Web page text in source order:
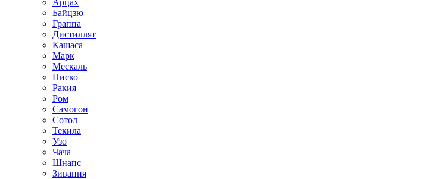
Арцах
Байцзю
Граппа
Дистиллят
Кашаса
Марк
Мескаль
Писко
Ракия
Ром
Самогон
Сотол
Текила
Узо
Чача
Шнапс
Зивания